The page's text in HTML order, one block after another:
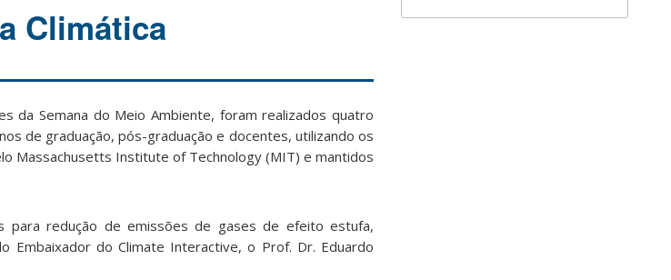
Climática
da Semana do Meio Ambiente, foram realizados quatro
de graduação, pós-graduação e docentes, utilizando os
Massachusetts Institute of Technology (MIT) e mantidos
para redução de emissões de gases de efeito estufa,
Embaixador do Climate Interactive, o Prof. Dr. Eduardo